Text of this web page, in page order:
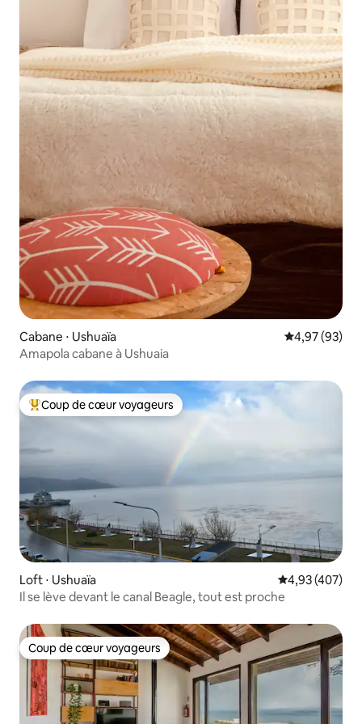
Cabane ⋅ Ushuaïa Évaluation
4,97 (93)
Amapola cabane à Ushuaia
Coups de cœur voyageurs les plus appréciés
Coup de cœur voyageurs
Loft ⋅ Ushuaïa Évaluation
4,93 (407)
Il se lève devant le canal Beagle, tout est proche
Coup de cœur voyageurs
Coup de cœur voyageurs